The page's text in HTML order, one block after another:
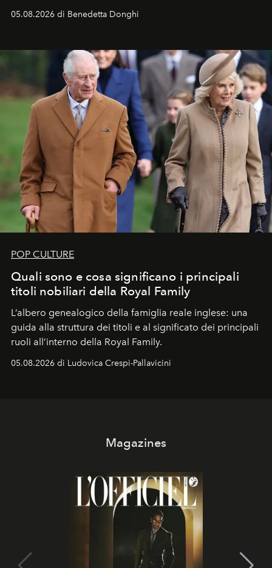
05.08.2026 di Benedetta Donghi
POP CULTURE
Quali sono e cosa significano i principali
titoli nobiliari della Royal Family
L’albero genealogico della famiglia reale inglese: una
guida alla struttura dei titoli e al significato dei principali
ruoli all’interno della Royal Family.
05.08.2026 di Ludovica Crespi-Pallavicini
Magazines